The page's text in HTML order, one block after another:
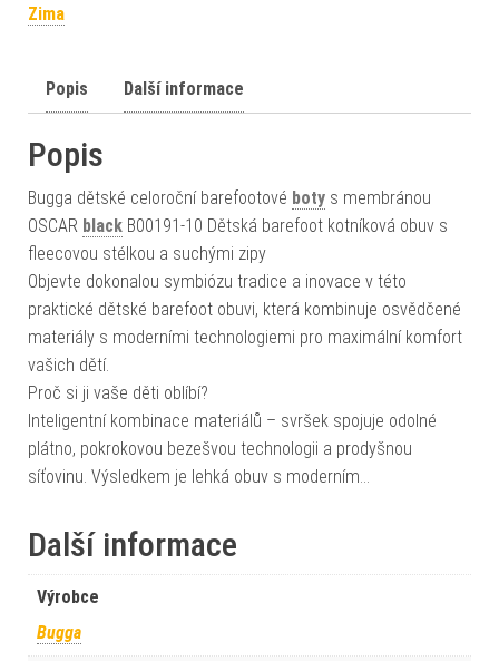
Zima
Popis Další informace
Popis
Bugga dětské celoroční barefootové boty s membránou
OSCAR black B00191-10 Dětská barefoot kotníková obuv s
fleecovou stélkou a suchými zipy
Objevte dokonalou symbiózu tradice a inovace v této
praktické dětské barefoot obuvi, která kombinuje osvědčené
materiály s moderními technologiemi pro maximální komfort
vašich dětí.
Proč si ji vaše děti oblíbí?
Inteligentní kombinace materiálů – svršek spojuje odolné
plátno, pokrokovou bezešvou technologii a prodyšnou
síťovinu. Výsledkem je lehká obuv s moderním…
Další informace
Výrobce
Bugga